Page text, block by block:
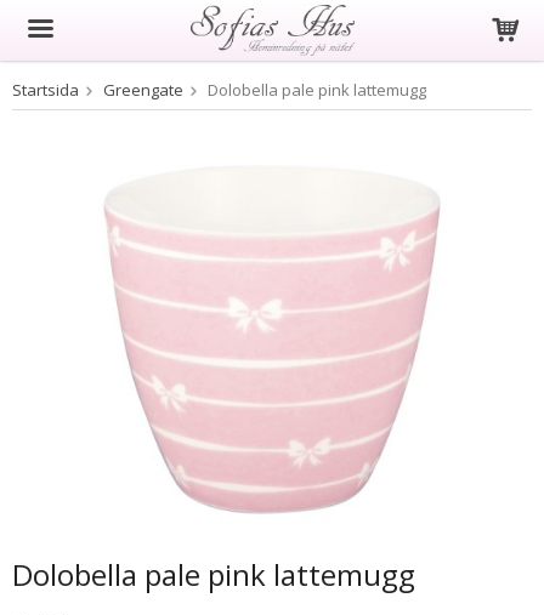
Produkten har blivit tillagd i varukorgen
Startsida Greengate Dolobella pale pink lattemugg
Dolobella pale pink lattemugg